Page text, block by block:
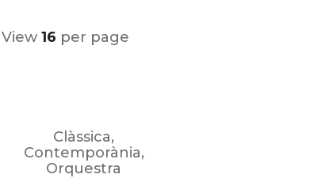
View 16 per page
Clàssica,
Contemporània,
Orquestra